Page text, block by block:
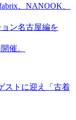
、NANOOK、
ン名古屋編を
催。
ストに迎え「古着